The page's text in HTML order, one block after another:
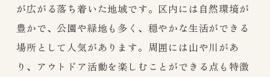
が広がる落ち着いた地域です。区内には自然環境が
豊かで、公園や緑地も多く、穏やかな生活ができる
場所として人気があります。周囲には山や川があ
り、アウトドア活動を楽しむことができる点も特徴